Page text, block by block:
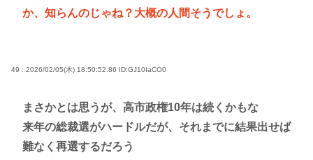
か、知らんのじゃね？大概の人間そうでしょ。
49 : 2026/02/05(木) 18:50:52.86 ID:GJ10IaCO0
まさかとは思うが、高市政権10年は続くかもな
来年の総裁選がハードルだが、それまでに結果出せば
難なく再選するだろう